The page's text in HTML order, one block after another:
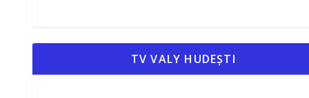
TV VALY HUDEȘTI